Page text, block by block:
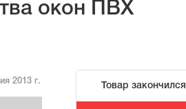
окон ПВХ
2013 г.
Товар закончился